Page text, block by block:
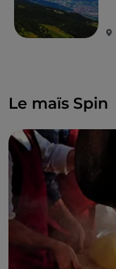
Le maïs Spin